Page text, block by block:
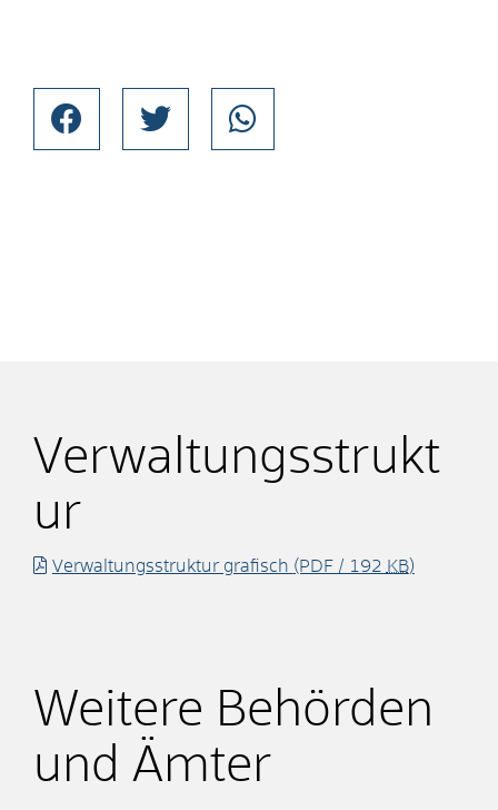
Verwaltungsstrukt
ur
Verwaltungsstruktur grafisch (PDF / 192 KB)
Weitere Behörden
und Ämter